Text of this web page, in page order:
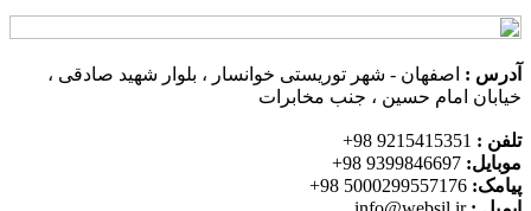
آدرس : اصفهان - شهر توریستی خوانسار ، بلوار شهید صادقی ،
خیابان امام حسین ، جنب مخابرات
تلفن :
موبایل:
پیامک: